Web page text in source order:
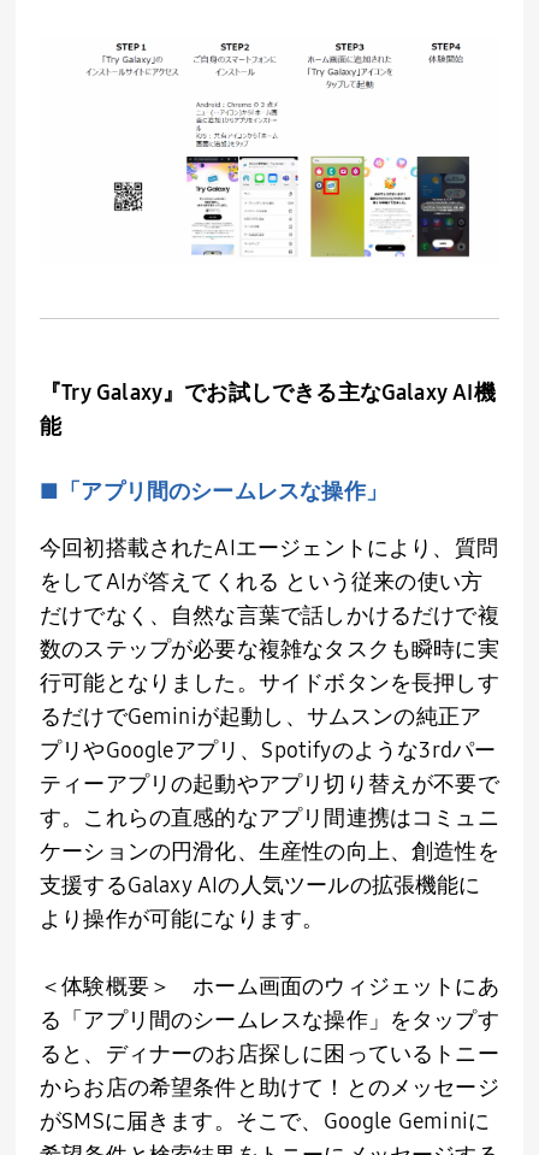
『Try Galaxy』でお試しできる主なGalaxy AI機
能
■「アプリ間のシームレスな操作」
今回初搭載されたAIエージェントにより、質問
をしてAIが答えてくれる という従来の使い方
だけでなく、自然な言葉で話しかけるだけで複
数のステップが必要な複雑なタスクも瞬時に実
行可能となりました。サイドボタンを長押しす
るだけでGeminiが起動し、サムスンの純正ア
プリやGoogleアプリ、 Spotifyのような3rdパー
ティーアプリの起動やアプリ切り替えが不要で
す。これらの直感的なアプリ間連携はコミュニ
ケーションの円滑化、生産性の向上、創造性を
支援するGalaxy AIの人気ツールの拡張機能に
より操作が可能になります。
＜体験概要＞ ホーム画面のウィジェットにあ
る「アプリ間のシームレスな操作」をタップす
ると、ディナーのお店探しに困っているトニー
からお店の希望条件と助けて！とのメッセージ
がSMSに届きます。そこで、 Google Geminiに